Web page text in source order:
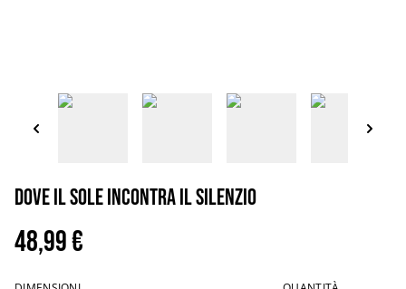
Dove il Sole Incontra il Silenzio
48,99 €